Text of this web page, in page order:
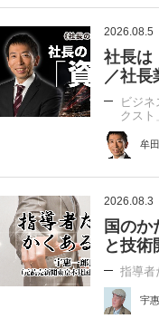
2026.08.5
社長は
／社長
ビジ
クスト
牟
2026.08.3
国のか
と技術
指導者
宇